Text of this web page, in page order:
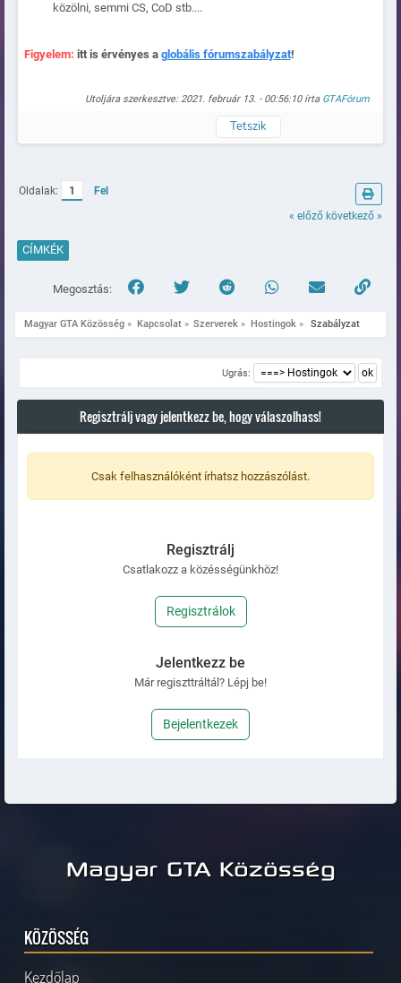
közölni, semmi CS, CoD stb....
Figyelem: itt is érvényes a globális fórumszabályzat!
Utoljára szerkesztve: 2021. február 13. - 00:56:10 írta GTAFórum
Tetszik
Oldalak: 1
Fel
« előző következő »
CÍMKÉK
Megosztás:
Magyar GTA Közösség » Kapcsolat » Szerverek » Hostingok » Szabályzat
Ugrás:
Regisztrálj vagy jelentkezz be, hogy válaszolhass!
Csak felhasználóként írhatsz hozzászólást.
Regisztrálj
Csatlakozz a közésségünkhöz!
Regisztrálok
Jelentkezz be
Már regiszttráltál? Lépj be!
Bejelentkezek
Magyar GTA Közösség
KÖZÖSSÉG
Kezdőlap